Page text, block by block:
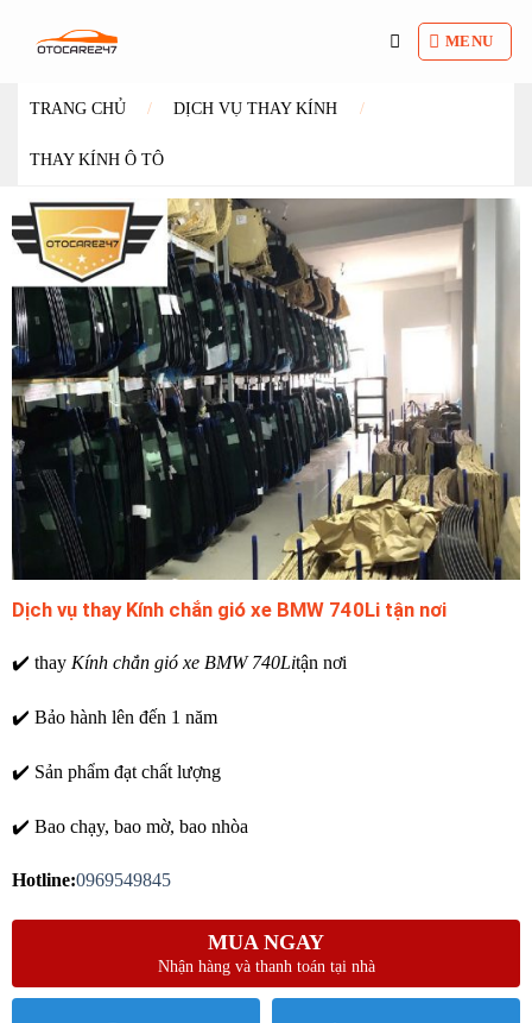
dung
MENU
TRANG CHỦ / DỊCH VỤ THAY KÍNH /
THAY KÍNH Ô TÔ
Dịch vụ thay Kính chắn gió xe BMW 740Li tận nơi
✔️ thay Kính chắn gió xe BMW 740Litận nơi
✔️ Bảo hành lên đến 1 năm
✔️ Sản phẩm đạt chất lượng
✔️ Bao chạy, bao mờ, bao nhòa
Hotline:0969549845
MUA NGAY
Nhận hàng và thanh toán tại nhà